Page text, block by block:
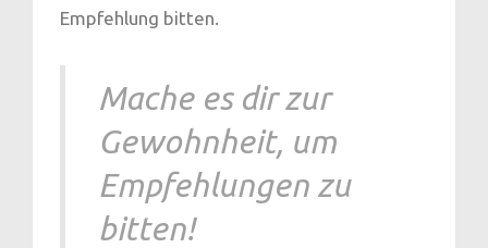
Empfehlung bitten.
Mache es dir zur
Gewohnheit, um
Empfehlungen zu
bitten!